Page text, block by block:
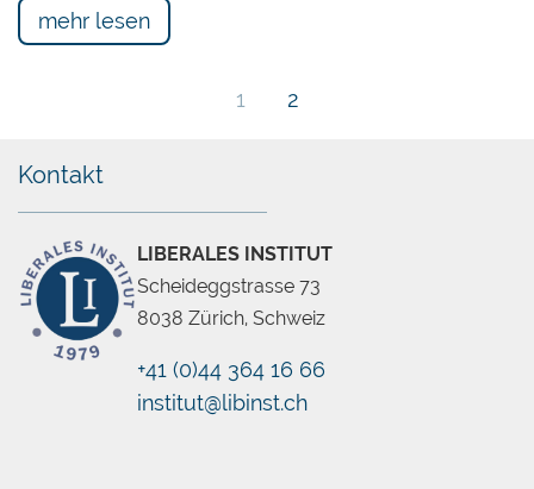
Chatbot
mehr lesen
1 2
Kontakt
LIBERALES INSTITUT
Scheideggstrasse 73
8038 Zürich, Schweiz
+41 (0)44 364 16 66
institut@libinst.ch